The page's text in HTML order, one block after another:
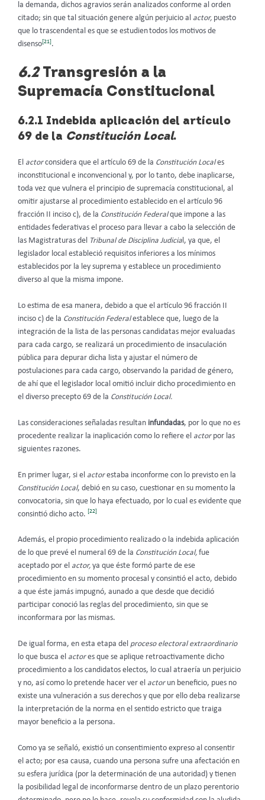
la demanda, dichos agravios serán analizados conforme al orden
citado; sin que tal situación genere algún perjuicio al actor, puesto
que lo trascendental es que se estudientodos los motivos de
disenso[21].
6.2 Transgresión a la
Supremacía Constitucional
6.2.1 Indebida aplicación del artículo
69 de la Constitución Local.
El actorconsidera que el artículo 69 de la Constitución Locales
inconstitucional e inconvencional y, por lo tanto, debe inaplicarse,
toda vez que vulnera el principio de supremacía constitucional, al
omitir ajustarse al procedimiento establecido en el artículo 96
fracción II inciso c), de la Constitución Federalque impone a las
entidades federativas el proceso para llevar a cabo la selección de
las Magistraturas del
Tribunal de Disciplina Judicia l, ya que, el
legislador local estableció requisitos inferiores a los mínimos
establecidos por la ley suprema y establece un procedimiento
diverso al que la misma impone.
Lo estima de esa manera, debido a que el artículo 96 fracción II
inciso c) de la Constitución Federalestablece que, luego de la
integración de la lista de las personas candidatas mejor evaluadas
para cada cargo, se realizará un procedimiento de insaculación
pública para depurar dicha lista y ajustar el número de
postulaciones para cada cargo, observando la paridad de género,
de ahí que el legislador local omitió incluir dicho procedimiento en
el diverso precepto 69 de la Constitución Local.
Las consideraciones señaladas resultan infundadas, por lo que no es
procedente realizar la inaplicación como lo refiere el actorpor las
siguientes razones.
En primer lugar, si el actorestaba inconforme con lo previsto en la
Constitución Local, debió en su caso, cuestionar en su momento la
convocatoria, sin que lo haya efectuado, por lo cual es evidente que
consintió dicho acto.
[22]
Además, el propio procedimiento realizado o la indebida aplicación
de lo que prevé el numeral 69 de la Constitución Local, fue
aceptado por el actor, ya que éste formó parte de ese
procedimiento en su momento procesal y consintió el acto, debido
a que éste jamás impugnó, aunado a que desde que decidió
participar conoció las reglas del procedimiento, sin que se
inconformara por las mismas.
De igual forma, en esta etapa del proceso electoral extraordinario
lo que busca el actores que se aplique retroactivamente dicho
procedimiento a los candidatos electos, lo cual atraería un perjuicio
y no, así como lo pretende hacer ver el actor un beneficio, pues no
existe una vulneración a sus derechos y que por ello deba realizarse
la interpretación de la norma en el sentido estricto que traiga
mayor beneficio a la persona.
Como ya se señaló, existió un consentimiento expreso al consentir
el acto; por esa causa, cuando una persona sufre una afectación en
su esfera jurídica (por la determinación de una autoridad) y tienen
la posibilidad legal de inconformarse dentro de un plazo perentorio